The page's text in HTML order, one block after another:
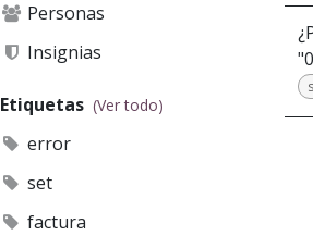
Personas
Insignias
Etiquetas (Ver todo)
error
set
factura